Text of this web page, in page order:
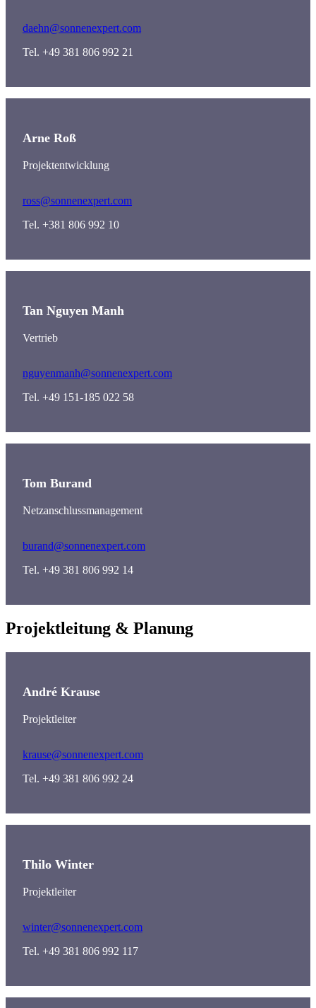
daehn@sonnenexpert.com
Tel. +49 381 806 992 21
Arne Roß
Projektentwicklung
ross@sonnenexpert.com
Tel. +381 806 992 10
Tan Nguyen Manh
Vertrieb
nguyenmanh@sonnenexpert.com
Tel. +49 151-185 022 58
Tom Burand
Netzanschlussmanagement
burand@sonnenexpert.com
Tel. +49 381 806 992 14
Projektleitung & Planung
André Krause
Projektleiter
krause@sonnenexpert.com
Tel. +49 381 806 992 24
Thilo Winter
Projektleiter
winter@sonnenexpert.com
Tel. +49 381 806 992 117